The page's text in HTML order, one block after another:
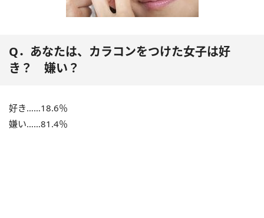
Q．あなたは、カラコンをつけた女子は好
き？ 嫌い？
好き……18.6％
嫌い……81.4％